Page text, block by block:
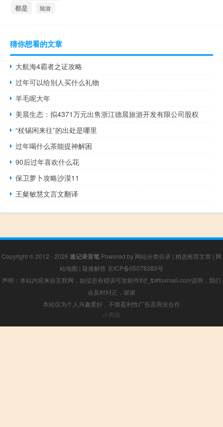
都是 陆游
猜你想看的文章
大航海4霸者之证攻略
过年可以给别人买什么礼物
羊毛呢大年
美晨生态：拟4371万元出售浙江德晨旅游开发有限公司股权
“杖锡闲来往”的出处是哪里
过年喝什么茶能提神解困
90后过年喜欢什么花
保卫萝卜攻略沙漠11
王粲敏慧文言文翻译
Copyright © 2012 - 2026 速记录音笔 Powered by 网站分类目录 | 精选推荐文章 | 网
站地图 | 疑难解答 京ICP备05078383号
声明：本站内容来自互联网，如信息有错误可发邮件到f_fb#foxmail.com说明，我们
会及时纠正，谢谢
本站仅为个人兴趣爱好，不接盈利性广告及商业合作
小男孩